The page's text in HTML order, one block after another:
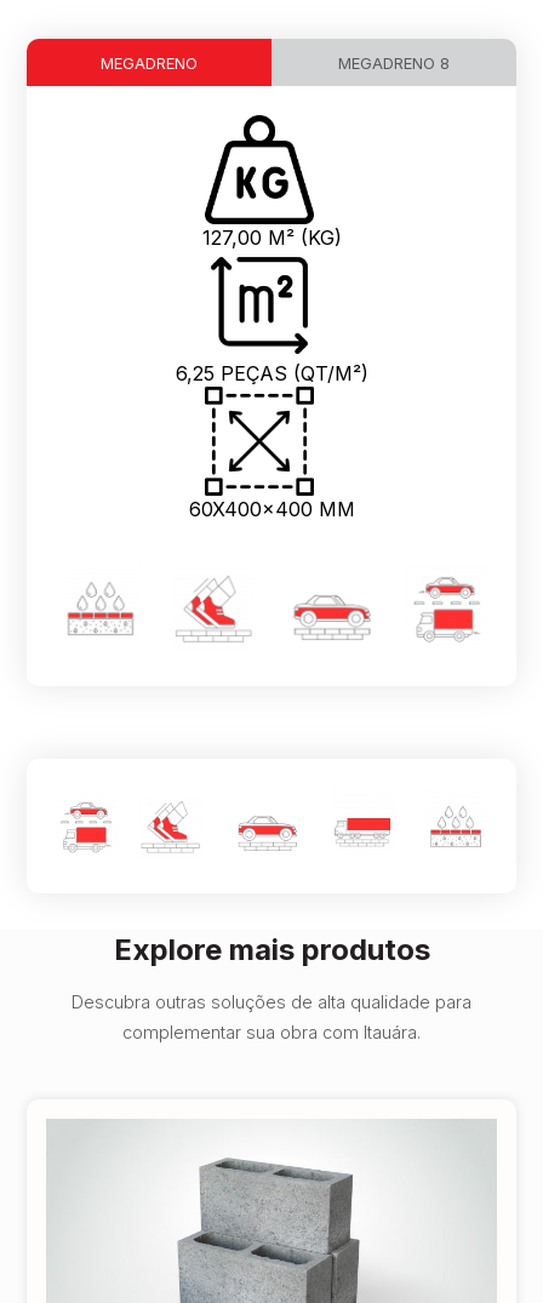
MEGADRENO MEGADRENO 8
127,00 M² (KG)
6,25 PEÇAS (QT/M²)
60X400x400 MM
Explore mais produtos
Descubra outras soluções de alta qualidade para
complementar sua obra com Itauára.